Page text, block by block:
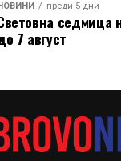
преди 5 дни
седмица
7 август